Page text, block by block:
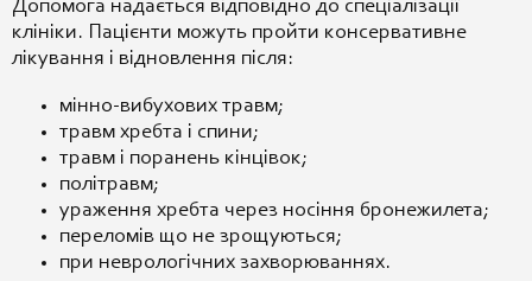
Допомога надається відповідно до спеціалізації
клініки. Пацієнти можуть пройти консервативне
лікування і відновлення після:
мінно-вибухових травм;
травм хребта і спини;
травм і поранень кінцівок;
політравм;
ураження хребта через носіння бронежилета;
переломів що не зрощуються;
при неврологічних захворюваннях.